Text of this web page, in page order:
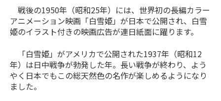
戦後の1950年（昭和25年）には、世界初の長編カラー
アニメーション映画「白雪姫」が日本で公開され、白雪
姫のイラスト付きの映画広告が連日紙面に躍ります。
「白雪姫」がアメリカで公開された1937年（昭和12
年）は日中戦争が勃発した年。長い戦争が終わり、よう
やく日本でもこの総天然色の名作が楽しめるようになり
ました。